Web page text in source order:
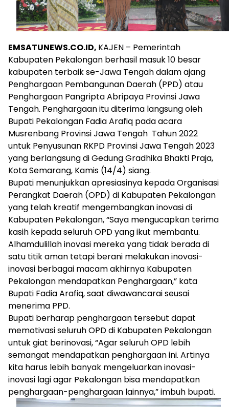
EMSATUNEWS.CO.ID, KAJEN – Pemerintah
Kabupaten Pekalongan berhasil masuk 10 besar
kabupaten terbaik se-Jawa Tengah dalam ajang
Penghargaan Pembangunan Daerah (PPD) atau
Penghargaan Pangripta Abripaya Provinsi Jawa
Tengah. Penghargaan itu diterima langsung oleh
Bupati Pekalongan Fadia Arafiq pada acara
Musrenbang Provinsi Jawa Tengah Tahun 2022
untuk Penyusunan RKPD Provinsi Jawa Tengah 2023
yang berlangsung di Gedung Gradhika Bhakti Praja,
Kota Semarang, Kamis (14/4) siang.
Bupati menunjukkan apresiasinya kepada Organisasi
Perangkat Daerah (OPD) di Kabupaten Pekalongan
yang telah kreatif mengembangkan inovasi di
Kabupaten Pekalongan, “Saya mengucapkan terima
kasih kepada seluruh OPD yang ikut membantu.
Alhamdulillah inovasi mereka yang tidak berada di
satu titik aman tetapi berani melakukan inovasi-
inovasi berbagai macam akhirnya Kabupaten
Pekalongan mendapatkan Penghargaan,” kata
Bupati Fadia Arafiq, saat diwawancarai seusai
menerima PPD.
Bupati berharap penghargaan tersebut dapat
memotivasi seluruh OPD di Kabupaten Pekalongan
untuk giat berinovasi, “Agar seluruh OPD lebih
semangat mendapatkan penghargaan ini. Artinya
kita harus lebih banyak mengeluarkan inovasi-
inovasi lagi agar Pekalongan bisa mendapatkan
penghargaan-penghargaan lainnya,” imbuh bupati.